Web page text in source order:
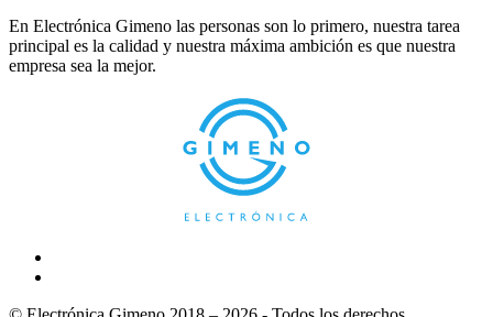
En Electrónica Gimeno las personas son lo primero, nuestra tarea
principal es la calidad y nuestra máxima ambición es que nuestra
empresa sea la mejor.